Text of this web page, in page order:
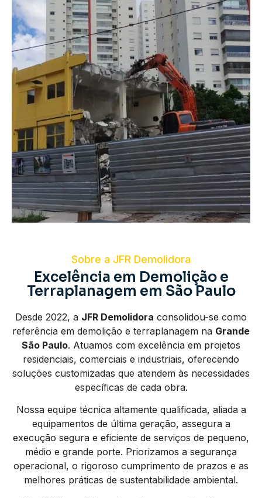
Sobre a JFR Demolidora
Excelência em Demolição e
Terraplanagem em São Paulo
Desde 2022, a JFR Demolidora consolidou-se como
referência em demolição e terraplanagem na Grande
São Paulo. Atuamos com excelência em projetos
residenciais, comerciais e industriais, oferecendo
soluções customizadas que atendem às necessidades
específicas de cada obra.
Nossa equipe técnica altamente qualificada, aliada a
equipamentos de última geração, assegura a
execução segura e eficiente de serviços de pequeno,
médio e grande porte. Priorizamos a segurança
operacional, o rigoroso cumprimento de prazos e as
melhores práticas de sustentabilidade ambiental.